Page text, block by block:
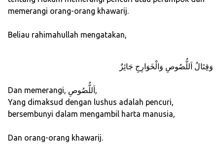
memerangi orang-orang khawarij.
Beliau rahimahullah mengatakan,
وَقِتَالُ اَللُّصُوصِ وَالْخَوَارِجِ جَائِزٌ
Dan memerangi, اَللُّصُوصِ,
Yang dimaksud dengan lushus adalah pencuri,
bersembunyi dalam mengambil harta manusia,
Dan orang-orang khawarij.